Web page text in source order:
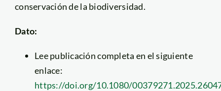
conservación de la biodiversidad.
Dato:
Lee publicación completa en el siguiente
enlace:
https://doi.org/10.1080/